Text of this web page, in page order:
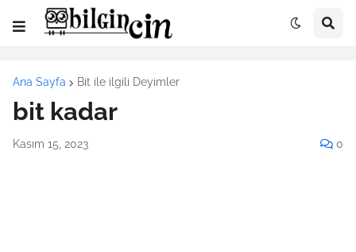
Ana Sayfa Bit ile ilgili Deyimler
bit kadar
Kasım 15, 2023 0